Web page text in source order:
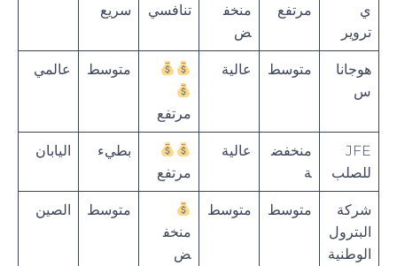
ي
تروير
مرتفع
منخف
ض
تنافسي سريع
هوجانا
س
متوسط عالية
مرتفع
متوسط عالمي
JFE
للصلب
منخفض
ة
عالية
مرتفع
بطيء اليابان
شركة
البترول
الوطنية
متوسط
متوسط
منخف
ض
متوسط الصين